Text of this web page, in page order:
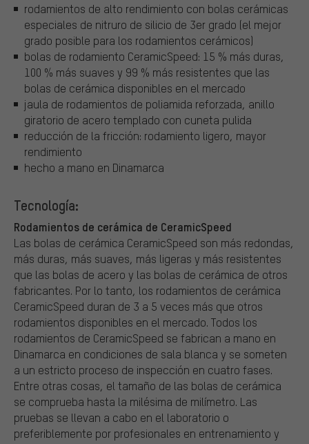
rodamientos de alto rendimiento con bolas cerámicas
especiales de nitruro de silicio de 3er grado (el mejor
grado posible para los rodamientos cerámicos)
bolas de rodamiento CeramicSpeed: 15 % más duras,
100 % más suaves y 99 % más resistentes que las
bolas de cerámica disponibles en el mercado
jaula de rodamientos de poliamida reforzada, anillo
giratorio de acero templado con cuneta pulida
reducción de la fricción: rodamiento ligero, mayor
rendimiento
hecho a mano en Dinamarca
Tecnología:
Rodamientos de cerámica de CeramicSpeed
Las bolas de cerámica CeramicSpeed son más redondas,
más duras, más suaves, más ligeras y más resistentes
que las bolas de acero y las bolas de cerámica de otros
fabricantes. Por lo tanto, los rodamientos de cerámica
CeramicSpeed duran de 3 a 5 veces más que otros
rodamientos disponibles en el mercado. Todos los
rodamientos de CeramicSpeed se fabrican a mano en
Dinamarca en condiciones de sala blanca y se someten
a un estricto proceso de inspección en cuatro fases.
Entre otras cosas, el tamaño de las bolas de cerámica
se comprueba hasta la milésima de milímetro. Las
pruebas se llevan a cabo en el laboratorio o
preferiblemente por profesionales en entrenamiento y